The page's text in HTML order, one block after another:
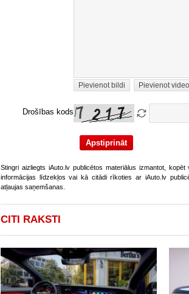
Pievienot bildi Pievienot video
Drošības kods
Stingri aizliegts iAuto.lv publicētos materiālus izmantot,
informācijas līdzekļos vai kā citādi rīkoties ar iAuto.lv
atļaujas saņemšanas.
CITI RAKSTI